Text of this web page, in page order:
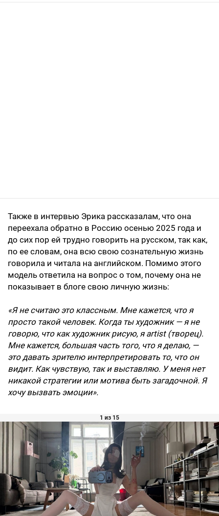
Также в интервью Эрика рассказалам, что она
переехала обратно в Россию осенью 2025 года и
до сих пор ей трудно говорить на русском, так как,
по ее словам, она всю свою сознательную жизнь
говорила и читала на английском. Помимо этого
модель ответила на вопрос о том, почему она не
показывает в блоге свою личную жизнь:
«Я не считаю это классным. Мне кажется, что я
просто такой человек. Когда ты художник — я не
говорю, что как художник рисую, я artist (творец).
Мне кажется, большая часть того, что я делаю, —
это давать зрителю интерпретировать то, что он
видит. Как чувствую, так и выставляю. У меня нет
никакой стратегии или мотива быть загадочной. Я
хочу вызвать эмоции».
1 из 15